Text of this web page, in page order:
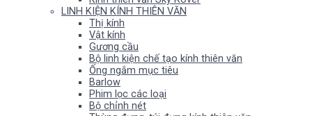
LINH KIỆN KÍNH THIÊN VĂN
Thị kính
Vật kính
Gương cầu
Bộ linh kiện chế tạo kính thiên văn
Ống ngắm mục tiêu
Barlow
Phim lọc các loại
Bộ chỉnh nét